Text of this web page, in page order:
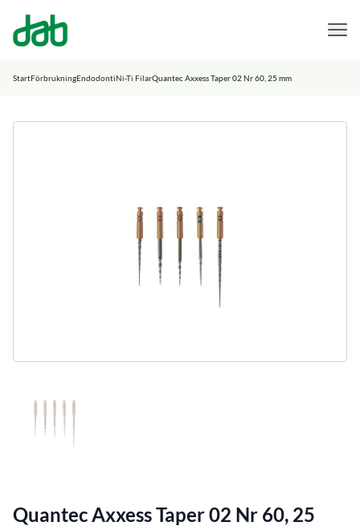
DAB Dental
StartFörbrukningEndodontiNi-Ti FilarQuantec Axxess Taper 02 Nr 60, 25 mm
Quantec Axxess Taper 02 Nr 60, 25